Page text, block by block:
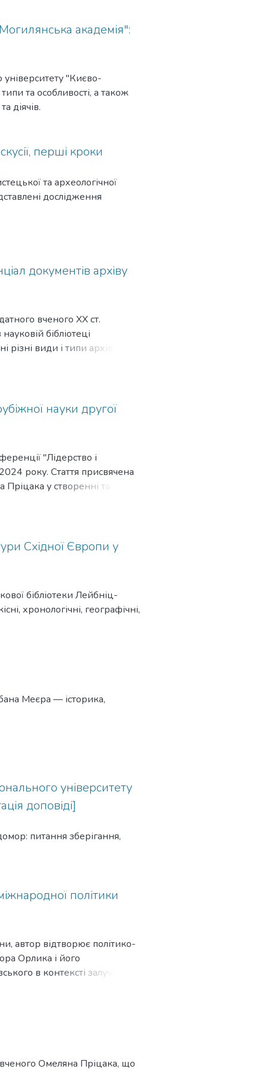
академія":
університету "Києво-
та особливості, а також
діячів.
перші кроки
та археологічної
дослідження
документів архіву
вченого ХХ ст.
бібліотеці
види і типи архівних
при створенні
науки другої
"Лідерство і
року. Стаття присвячена
у створенні та
х рр. Розкривається
ініціатора і творця
україністики у
Східної Європи у
бібліотеки Лейбніц-
хронологічні, географічні,
Меєра — історика,
університету
доповіді]
питання зберігання,
політики
автор відтворює політико-
Орлика і його
в контексті залучення
державності та
і 1750-ті роки), гетьманич
намагався їх
та
України справи інтеграції
вченого Омеляна Пріцака, що